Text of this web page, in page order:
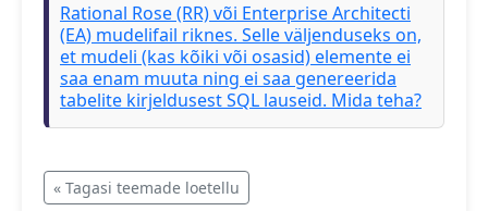
Rational Rose (RR) või Enterprise Architecti
(EA) mudelifail riknes. Selle väljenduseks on,
et mudeli (kas kõiki või osasid) elemente ei
saa enam muuta ning ei saa genereerida
tabelite kirjeldusest SQL lauseid. Mida teha?
« Tagasi teemade loetellu